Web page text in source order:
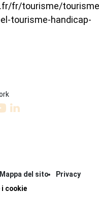
fr/tourisme/
tourisme-handicap-
Mappa del sito
Privacy
cookie